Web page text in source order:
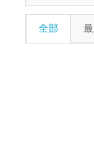
全部